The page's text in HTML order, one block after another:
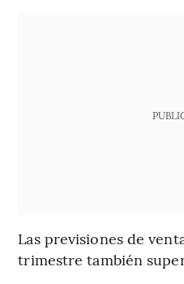
Las previsiones de
trimestre también